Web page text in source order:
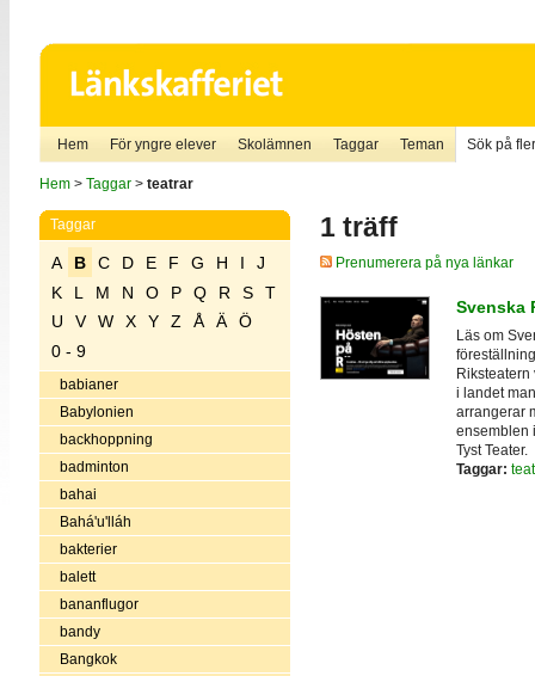
Hem För yngre elever Skolämnen Taggar Teman Sök på
Hem> Taggar> teatrar
Taggar
A B C D E F G H I
J
K
L M N O P Q R S
T
U
V W X Y Z Å Ä
Ö
0 - 9
babianer
Babylonien
backhoppning
badminton
bahai
Bahá'u'lláh
bakterier
balett
bananflugor
bandy
Bangkok
1 träff
Prenumerera på nya länkar
Svenska
Läs om
Riksteatern
i landet
arrangerar
ensemblen
Tyst Teater.
Taggar: